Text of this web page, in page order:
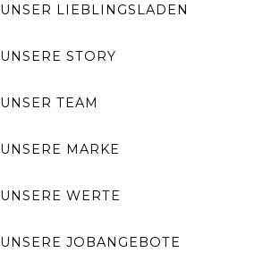
UNSER LIEBLINGSLADEN
UNSERE STORY
UNSER TEAM
UNSERE MARKE
UNSERE WERTE
UNSERE JOBANGEBOTE